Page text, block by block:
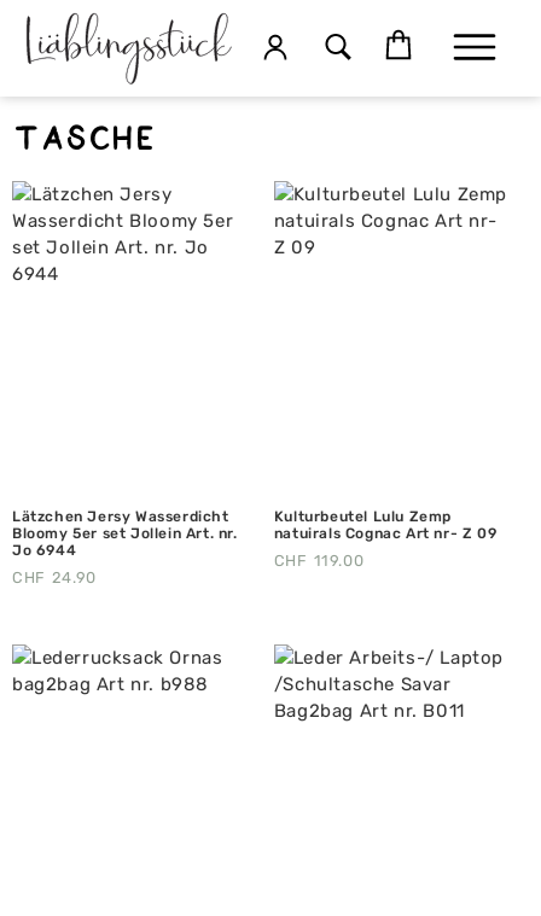
tasche
Lätzchen Jersy Wasserdicht
Bloomy 5er set Jollein Art. nr.
Jo 6944
CHF 24.90
Kulturbeutel Lulu Zemp
natuirals Cognac Art nr- Z 09
CHF 119.00